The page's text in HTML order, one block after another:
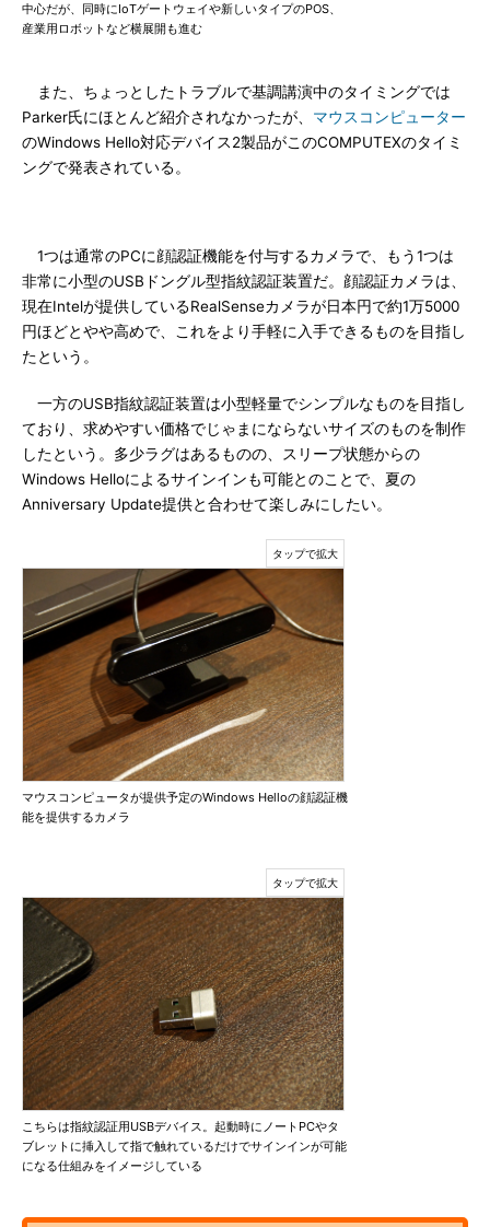
中心だが、同時にIoTゲートウェイや新しいタイプのPOS、
産業用ロボットなど横展開も進む
また、ちょっとしたトラブルで基調講演中のタイミングでは
Parker氏にほとんど紹介されなかったが、 マウスコンピューター
のWindows Hello対応デバイス2製品がこのCOMPUTEXのタイミ
ングで発表されている。
1つは通常のPCに顔認証機能を付与するカメラで、もう1つは
非常に小型のUSBドングル型指紋認証装置だ。顔認証カメラは、
現在Intelが提供しているRealSenseカメラが日本円で約1万5000
円ほどとやや高めで、これをより手軽に入手できるものを目指し
たという。
一方のUSB指紋認証装置は小型軽量でシンプルなものを目指し
ており、求めやすい価格でじゃまにならないサイズのものを制作
したという。多少ラグはあるものの、スリープ状態からの
Windows Helloによるサインインも可能とのことで、夏の
Anniversary Update提供と合わせて楽しみにしたい。
マウスコンピュータが提供予定のWindows Helloの顔認証機
能を提供するカメラ
こちらは指紋認証用USBデバイス。起動時にノートPCやタ
ブレットに挿入して指で触れているだけでサインインが可能
になる仕組みをイメージしている